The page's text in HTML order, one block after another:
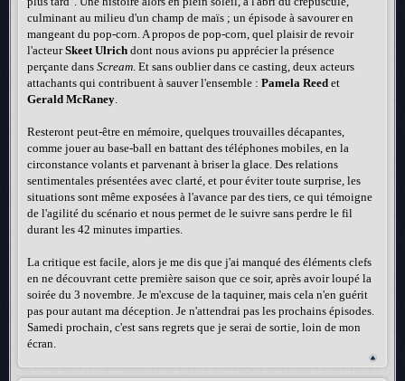
culminant au milieu d'un champ de maïs ; un épisode à savourer en
mangeant du pop-corn. A propos de pop-corn, quel plaisir de revoir
l'acteurSkeet Ulrich dont nous avions pu apprécier la présence
perçante dans Scream. Et sans oublier dans ce casting, deux acteurs
attachants qui contribuent à sauver l'ensemble : Pamela Reed et
Gerald McRaney.
Resteront peut-être en mémoire, quelques trouvailles décapantes,
comme jouer au base-ball en battant des téléphones mobiles, en la
circonstance volants et parvenant à briser la glace. Des relations
sentimentales présentées avec clarté, et pour éviter toute surprise, les
situations sont même exposées à l'avance par des tiers, ce qui témoigne
de l'agilité du scénario et nous permet de le suivre sans perdre le fil
durant les 42 minutes imparties.
La critique est facile, alors je me dis que j'ai manqué des éléments clefs
en ne découvrant cette première saison que ce soir, après avoir loupé la
soirée du 3 novembre. Je m'excuse de la taquiner, mais cela n'en guérit
pas pour autant ma déception. Je n'attendrai pas les prochains épisodes.
Samedi prochain, c'est sans regrets que je serai de sortie, loin de mon
écran.